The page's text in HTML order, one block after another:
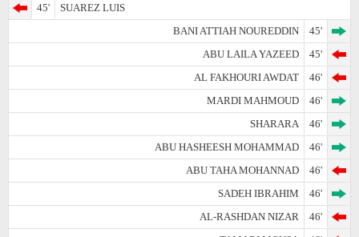
45'
SUAREZ LUIS
BANI ATTIAH NOUREDDIN
45'
ABU LAILA YAZEED
45'
AL FAKHOURI AWDAT
46'
MARDI MAHMOUD
46'
SHARARA
46'
ABU HASHEESH MOHAMMAD
46'
ABU TAHA MOHANNAD
46'
SADEH IBRAHIM
46'
AL-RASHDAN NIZAR
46'